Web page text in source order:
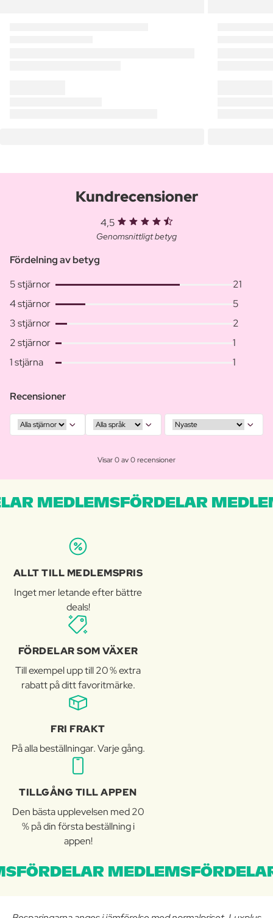
Kundrecensioner
4,5
Genomsnittligt betyg
Fördelning av betyg
5 stjärnor
21
4 stjärnor
5
3 stjärnor
2
2 stjärnor
1
1 stjärna
1
Recensioner
Visar 0 av 0 recensioner
MEDLEMSFÖRDELAR
ALLT TILL MEDLEMSPRIS
Inget mer letande efter bättre
deals!
FÖRDELAR SOM VÄXER
Till exempel upp till 20 % extra
rabatt på ditt favoritmärke.
FRI FRAKT
På alla beställningar. Varje gång.
TILLGÅNG TILL APPEN
Den bästa upplevelsen med 20
% på din första beställning i
appen!